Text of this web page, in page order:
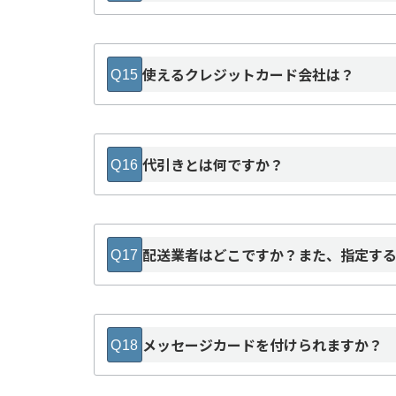
Q15 使えるクレジットカード会社は？
Q16 代引きとは何ですか？
Q17 配送業者はどこですか？また、指定す
ヤマト運輸
Q18 メッセージカードを付けられますか？